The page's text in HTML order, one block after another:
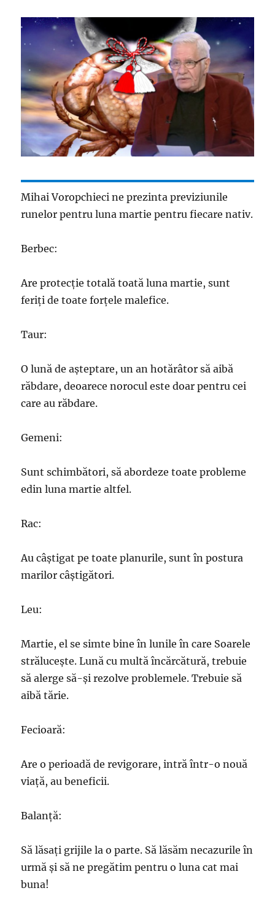
Mihai Voropchieci ne prezinta previziunile
runelor pentru luna martie pentru fiecare nativ.
Berbec:
Are protecție totală toată luna martie, sunt
feriți de toate forțele malefice.
Taur:
O lună de așteptare, un an hotărâtor să aibă
răbdare, deoarece norocul este doar pentru cei
care au răbdare.
Gemeni:
Sunt schimbători, să abordeze toate probleme
edin luna martie altfel.
Rac:
Au câștigat pe toate planurile, sunt în postura
marilor câștigători.
Leu:
Martie, el se simte bine în lunile în care Soarele
strălucește. Lună cu multă încărcătură, trebuie
să alerge să-și rezolve problemele. Trebuie să
aibă tărie.
Fecioară:
Are o perioadă de revigorare, intră într-o nouă
viață, au beneficii.
Balanță:
Să lăsați grijile la o parte. Să lăsăm necazurile în
urmă și să ne pregătim pentru o luna cat mai
buna!